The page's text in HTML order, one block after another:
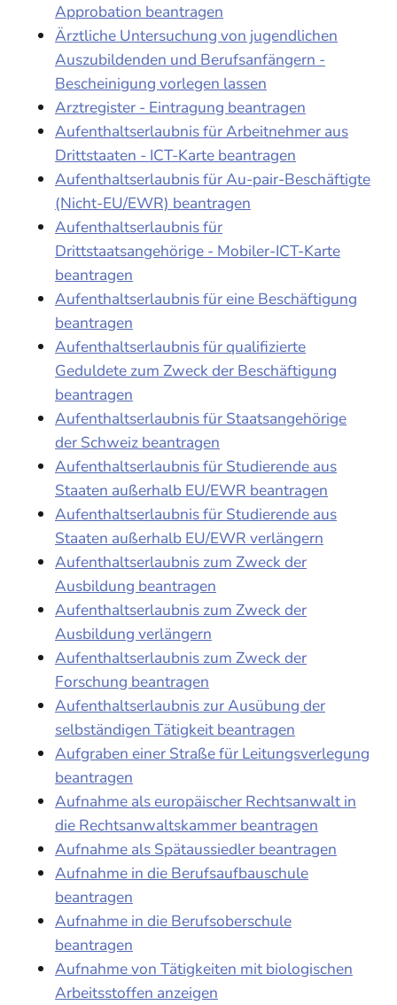
Approbation beantragen
Ärztliche Untersuchung von jugendlichen
Auszubildenden und Berufsanfängern -
Bescheinigung vorlegen lassen
Arztregister - Eintragung beantragen
Aufenthaltserlaubnis für Arbeitnehmer aus
Drittstaaten - ICT-Karte beantragen
Aufenthaltserlaubnis für Au-pair-Beschäftigte
(Nicht-EU/EWR) beantragen
Aufenthaltserlaubnis für
Drittstaatsangehörige - Mobiler-ICT-Karte
beantragen
Aufenthaltserlaubnis für eine Beschäftigung
beantragen
Aufenthaltserlaubnis für qualifizierte
Geduldete zum Zweck der Beschäftigung
beantragen
Aufenthaltserlaubnis für Staatsangehörige
der Schweiz beantragen
Aufenthaltserlaubnis für Studierende aus
Staaten außerhalb EU/EWR beantragen
Aufenthaltserlaubnis für Studierende aus
Staaten außerhalb EU/EWR verlängern
Aufenthaltserlaubnis zum Zweck der
Ausbildung beantragen
Aufenthaltserlaubnis zum Zweck der
Ausbildung verlängern
Aufenthaltserlaubnis zum Zweck der
Forschung beantragen
Aufenthaltserlaubnis zur Ausübung der
selbständigen Tätigkeit beantragen
Aufgraben einer Straße für Leitungsverlegung
beantragen
Aufnahme als europäischer Rechtsanwalt in
die Rechtsanwaltskammer beantragen
Aufnahme als Spätaussiedler beantragen
Aufnahme in die Berufsaufbauschule
beantragen
Aufnahme in die Berufsoberschule
beantragen
Aufnahme von Tätigkeiten mit biologischen
Arbeitsstoffen anzeigen